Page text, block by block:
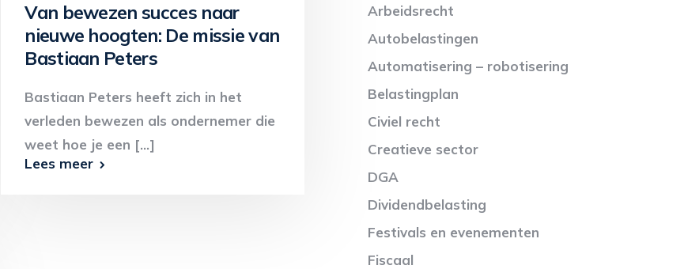
Van bewezen succes naar
nieuwe hoogten: De missie van
Bastiaan Peters
Bastiaan Peters heeft zich in het
verleden bewezen als ondernemer die
weet hoe je een [...]
Lees meer
Arbeidsrecht
Autobelastingen
Automatisering – robotisering
Belastingplan
Civiel recht
Creatieve sector
DGA
Dividendbelasting
Festivals en evenementen
Fiscaal